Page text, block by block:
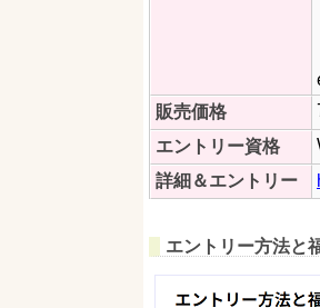
販売価格
エントリー資格
詳細＆エントリー
エントリー方法と